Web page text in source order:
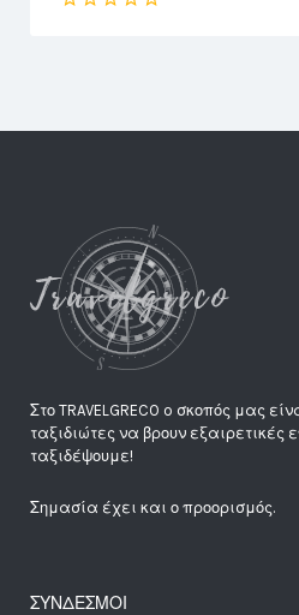
Στο TRAVELGRECO o σκοπός μας
ταξιδιώτες να βρουν εξαιρετικές
ταξιδέψουμε!
Σημασία έχει και ο προορισμός.
ΣΥΝΔΕΣΜΟΙ